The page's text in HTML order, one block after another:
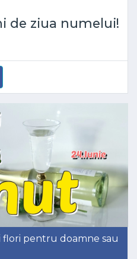
de ziua numelui!
flori pentru doamne sau